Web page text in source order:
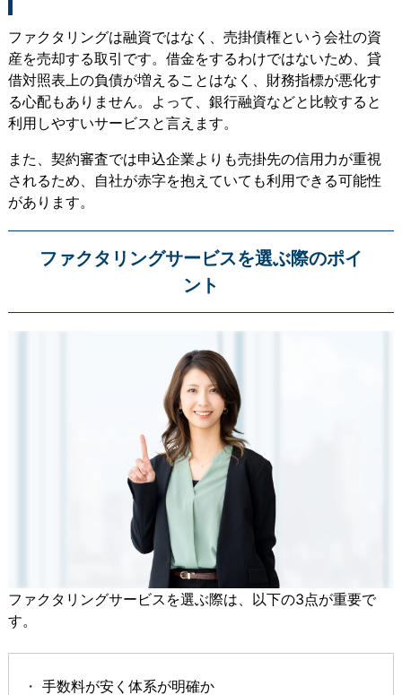
ファクタリングは融資ではなく、売掛債権という会社の資
産を売却する取引です。借金をするわけではないため、貸
借対照表上の負債が増えることはなく、財務指標が悪化す
る心配もありません。よって、銀行融資などと比較すると
利用しやすいサービスと言えます。
また、契約審査では申込企業よりも売掛先の信用力が重視
されるため、自社が赤字を抱えていても利用できる可能性
があります。
ファクタリングサービスを選ぶ際のポイ
ント
ファクタリングサービスを選ぶ際は、以下の3点が重要で
す。
手数料が安く体系が明確か